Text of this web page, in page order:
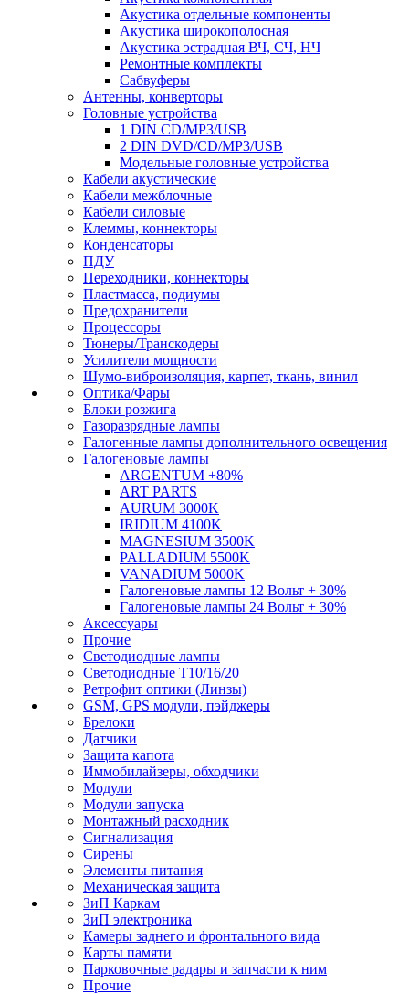
Акустика отдельные компоненты
Акустика широкополосная
Акустика эстрадная ВЧ, СЧ, НЧ
Ремонтные комплекты
Сабвуферы
Антенны, конверторы
Головные устройства
1 DIN CD/MP3/USB
2 DIN DVD/CD/MP3/USB
Модельные головные устройства
Кабели акустические
Кабели межблочные
Кабели силовые
Клеммы, коннекторы
Конденсаторы
ПДУ
Переходники, коннекторы
Пластмасса, подиумы
Предохранители
Процессоры
Тюнеры/Транскодеры
Усилители мощности
Шумо-виброизоляция, карпет, ткань, винил
Оптика/Фары
Блоки розжига
Газоразрядные лампы
Галогенные лампы дополнительного освещения
Галогеновые лампы
ARGENTUM +80%
ART PARTS
AURUM 3000K
IRIDIUM 4100K
MAGNESIUM 3500K
PALLADIUM 5500K
VANADIUM 5000K
Галогеновые лампы 12 Вольт + 30%
Галогеновые лампы 24 Вольт + 30%
Аксессуары
Прочие
Светодиодные лампы
Светодиодные Т10/16/20
Ретрофит оптики (Линзы)
GSM, GPS модули, пэйджеры
Брелоки
Датчики
Защита капота
Иммобилайзеры, обходчики
Модули
Модули запуска
Монтажный расходник
Сигнализация
Сирены
Элементы питания
Механическая защита
ЗиП Каркам
ЗиП электроника
Камеры заднего и фронтального вида
Карты памяти
Парковочные радары и запчасти к ним
Прочие